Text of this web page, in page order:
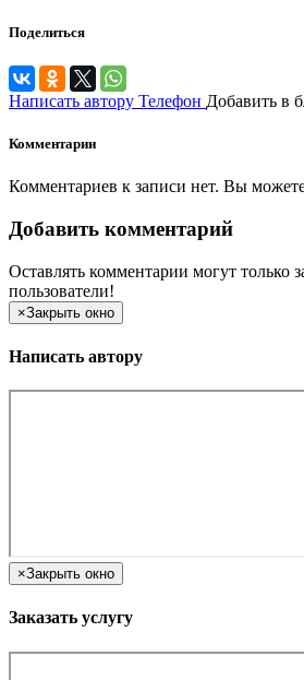
Поделиться
Написать автору Телефон Добавить в
Комментарии
Комментариев к записи нет. Вы
Добавить комментарий
Оставлять комментарии могут только
пользователи!
×Закрыть окно
Написать автору
×Закрыть окно
Заказать услугу